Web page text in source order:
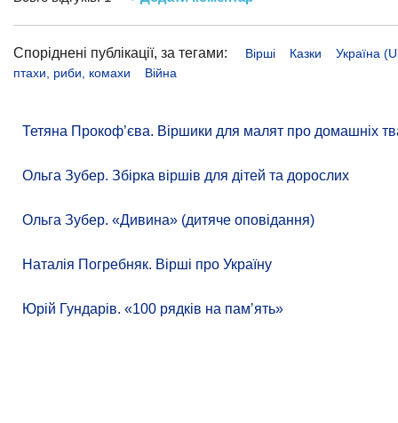
Споріднені публікації, за тегами: Вірші Казки
Україна
птахи, риби, комахи
Війна
Тетяна Прокоф’єва. Віршики для малят про домашніх
Ольга Зубер. Збірка віршів для дітей та дорослих
Ольга Зубер. «Дивина» (дитяче оповідання)
Наталія Погребняк. Вірші про Україну
Юрій Гундарів. «100 рядків на памʼять»